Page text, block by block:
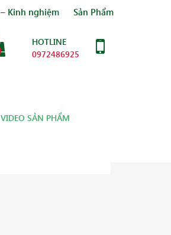
Kinh nghiệm Sản Phẩm
HOTLINE
0972486925
VIDEO SẢN PHẨM